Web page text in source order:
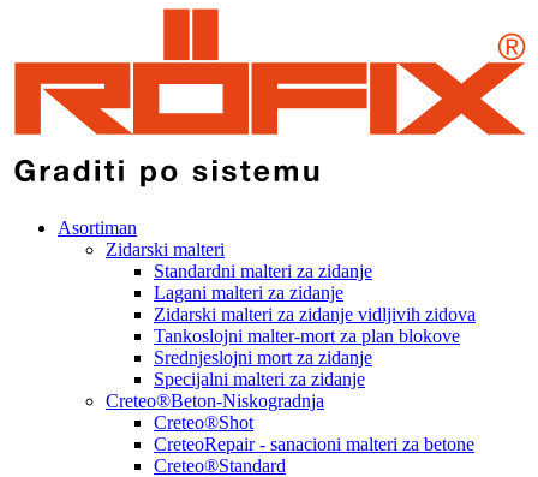
Asortiman
Zidarski malteri
Standardni malteri za zidanje
Lagani malteri za zidanje
Zidarski malteri za zidanje vidljivih zidova
Tankoslojni malter-mort za plan blokove
Srednjeslojni mort za zidanje
Specijalni malteri za zidanje
Creteo®Beton-Niskogradnja
Creteo®Shot
CreteoRepair - sanacioni malteri za betone
Creteo®Standard